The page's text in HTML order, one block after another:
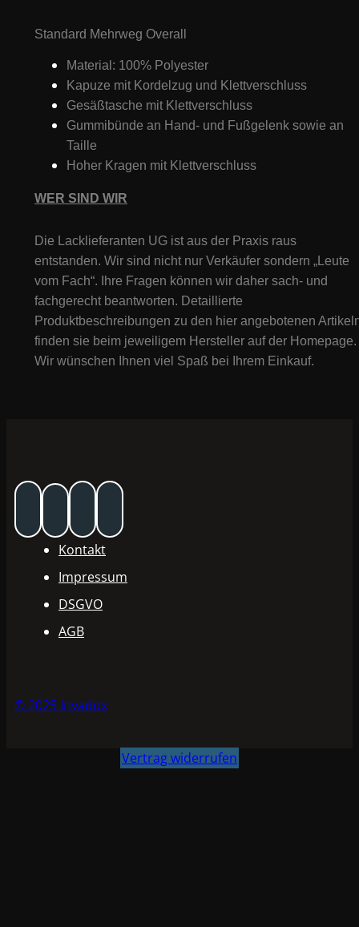
Standard Mehrweg Overall
Material: 100% Polyester
Kapuze mit Kordelzug und Klettverschluss
Gesäßtasche mit Klettverschluss
Gummibünde an Hand- und Fußgelenk sowie an
Taille
Hoher Kragen mit Klettverschluss
WER SIND WIR
Die Lacklieferanten UG ist aus der Praxis raus
entstanden. Wir sind nicht nur Verkäufer sondern „Leute
vom Fach“. Ihre Fragen können wir daher sach- und
fachgerecht beantworten. Detaillierte
Produktbeschreibungen zu den hier angebotenen
finden sie beim jeweiligem Hersteller auf der Homepage.
Wir wünschen Ihnen viel Spaß bei Ihrem Einkauf.
Kontakt
Impressum
DSGVO
AGB
© 2025 Invadox
Vertrag widerrufen